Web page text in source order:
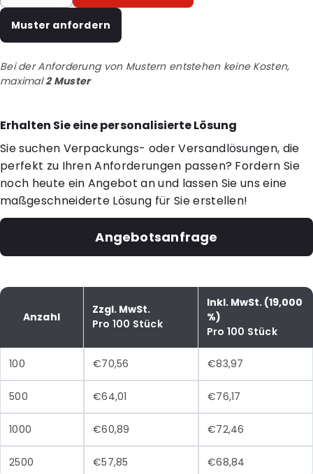
Muster anfordern
Bei der Anforderung von Mustern entstehen keine Kosten,
maximal2 Muster
Erhalten Sie eine personalisierte Lösung
Sie suchen Verpackungs- oder Versandlösungen, die
perfekt zu Ihren Anforderungen passen? Fordern Sie
noch heute ein Angebot an und lassen Sie uns eine
maßgeschneiderte Lösung für Sie erstellen!
Angebotsanfrage
Anzahl
Zzgl. MwSt.
Pro 100 Stück
Inkl. MwSt. (19,000
%)
Pro 100 Stück
100 €70,56 €83,97
500 €64,01 €76,17
1000 €60,89 €72,46
2500 €57,85 €68,84